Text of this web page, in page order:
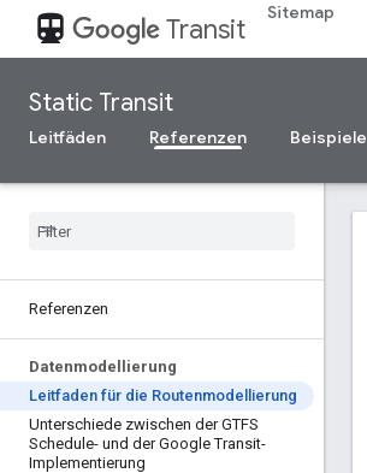
directions_transit Transit
Sitemap
Static Transit
Leitfäden Referenzen Beispiele
Referenzen
Datenmodellierung
Leitfaden für die Routenmodellierung
Unterschiede zwischen der GTFS
Schedule- und der Google Transit-
Implementierung